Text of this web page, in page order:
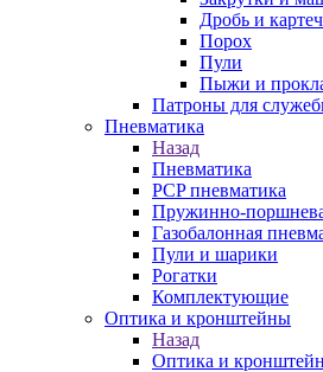
Дробь и
Порох
Пули
Пыжи и
Патроны для
Пневматика
Назад
Пневматика
PCP пневматика
Пружинно-
Газобалонная
Пули и шарики
Рогатки
Комплектующие
Оптика и кронштейны
Назад
Оптика и